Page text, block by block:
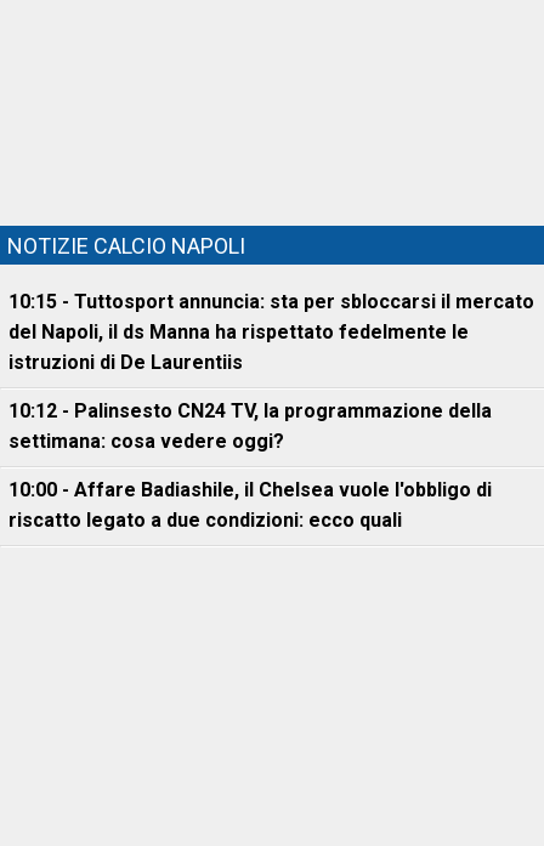
NOTIZIE CALCIO NAPOLI
10:15 - Tuttosport annuncia: sta per sbloccarsi il mercato
del Napoli, il ds Manna ha rispettato fedelmente le
istruzioni di De Laurentiis
10:12 - Palinsesto CN24 TV, la programmazione della
settimana: cosa vedere oggi?
10:00 - Affare Badiashile, il Chelsea vuole l'obbligo di
riscatto legato a due condizioni: ecco quali